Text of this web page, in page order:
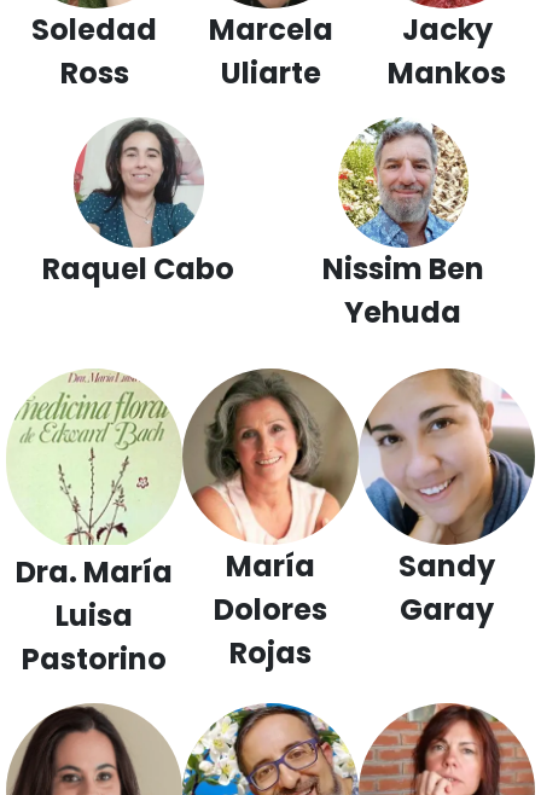
Soledad
Ross
Marcela
Uliarte
Jacky
Mankos
Raquel Cabo
Nissim Ben
Yehuda
Dra. María
Luisa
Pastorino
María
Dolores
Rojas
Sandy
Garay